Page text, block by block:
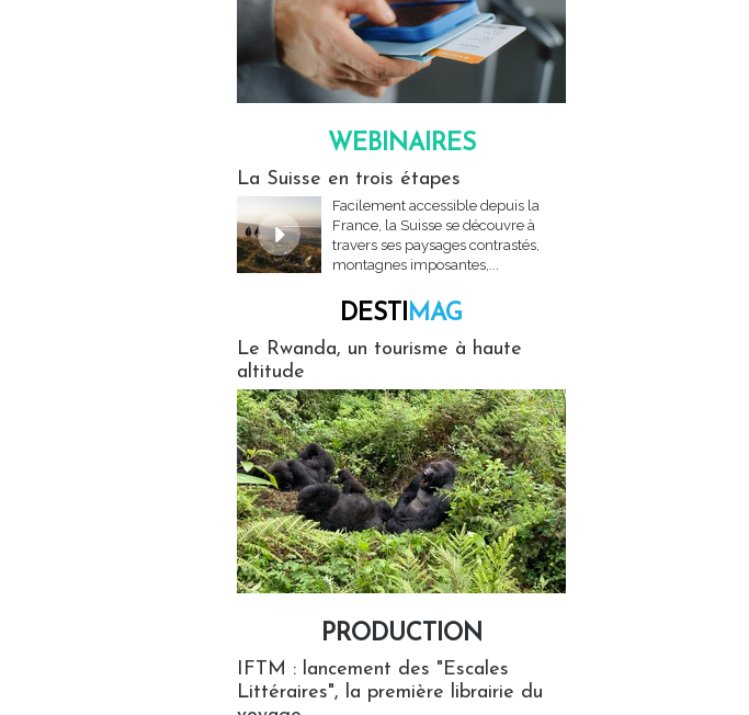
WEBINAIRES
La Suisse en trois étapes
Facilement accessible depuis la
France, la Suisse se découvre à
travers ses paysages contrastés,
montagnes imposantes,...
DESTIMAG
Le Rwanda, un tourisme à haute
altitude
PRODUCTION
IFTM : lancement des "Escales
Littéraires", la première librairie du